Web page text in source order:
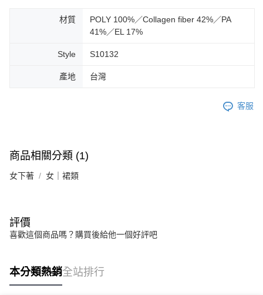
材質
POLY 100%／Collagen fiber 42%／PA
41%／EL 17%
Style S10132
產地 台灣
客服
商品相關分類 (1)
女下著 女｜裙類
評價
喜歡這個商品嗎？購買後給他一個好評吧
本分類熱銷全站排行